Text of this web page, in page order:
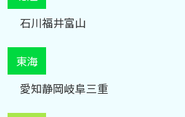
石川福井富山
東海
愛知静岡岐阜三重